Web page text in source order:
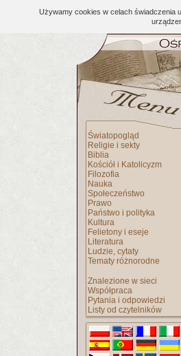
Używamy cookies w celach świadczenia
Światopogląd
Religie i sekty
Biblia
Kościół i Katolicyzm
Filozofia
Nauka
Społeczeństwo
Prawo
Państwo i polityka
Kultura
Felietony i eseje
Literatura
Ludzie, cytaty
Tematy różnorodne
Znalezione w sieci
Współpraca
Pytania i odpowiedzi
Listy od czytelników